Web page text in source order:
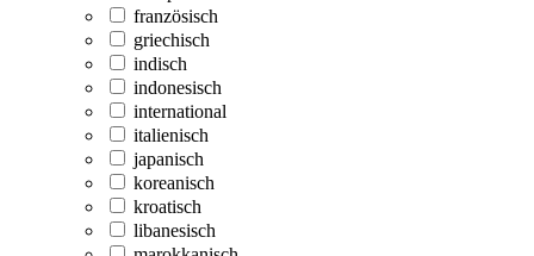
französisch
griechisch
indisch
indonesisch
international
italienisch
japanisch
koreanisch
kroatisch
libanesisch